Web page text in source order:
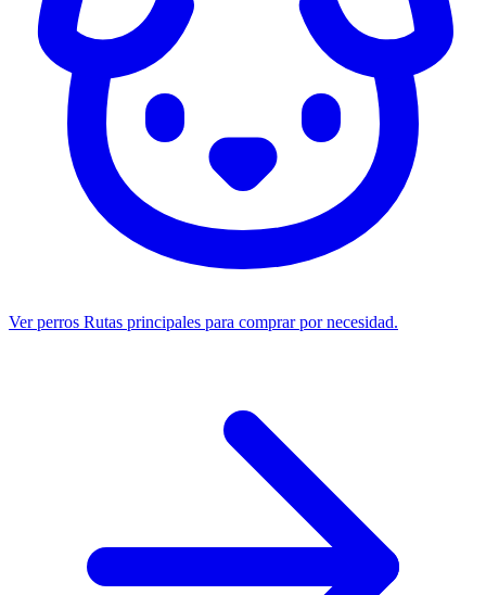
Ver perros Rutas principales para comprar por necesidad.